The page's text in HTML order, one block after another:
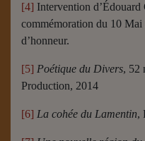
[4] Intervention d’Édouard
commémoration du 10
d’honneur.
[5] Poétique du Divers, 52
Production, 2014
[6] La cohée du Lamentin,